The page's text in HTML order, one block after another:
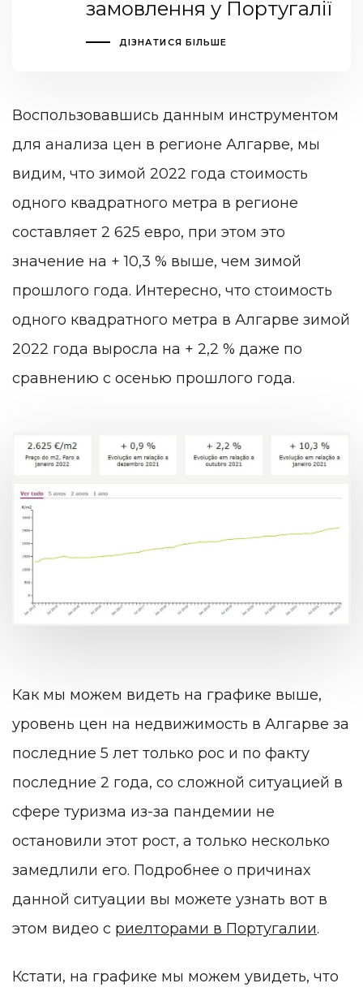
замовлення у Португалії
ДІЗНАТИСЯ БІЛЬШЕ
Воспользовавшись данным инструментом
для анализа цен в регионе Алгарве, мы
видим, что зимой 2022 года стоимость
одного квадратного метра в регионе
составляет 2 625 евро, при этом это
значение на + 10,3 % выше, чем зимой
прошлого года. Интересно, что стоимость
одного квадратного метра в Алгарве зимой
2022 года выросла на + 2,2 % даже по
сравнению с осенью прошлого года.
Как мы можем видеть на графике выше,
уровень цен на недвижимость в Алгарве за
последние 5 лет только рос и по факту
последние 2 года, со сложной ситуацией в
сфере туризма из-за пандемии не
остановили этот рост, а только несколько
замедлили его. Подробнее о причинах
данной ситуации вы можете узнать вот в
этом видео с риелторами в Португалии.
Кстати, на графике мы можем увидеть, что